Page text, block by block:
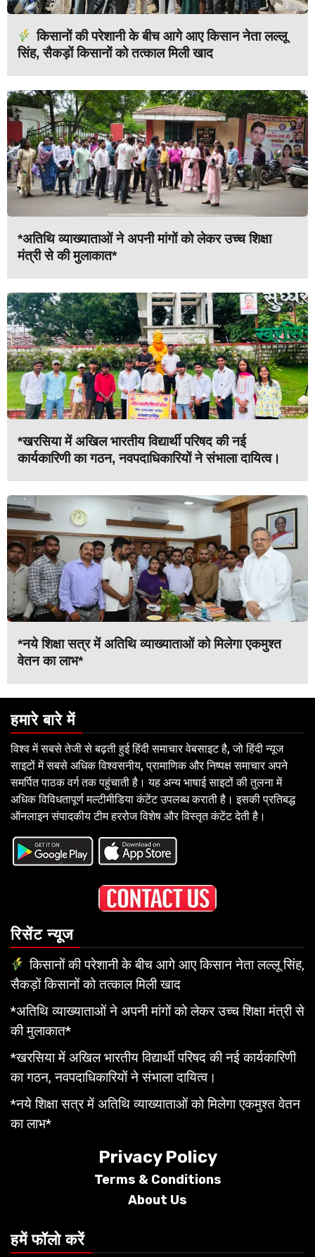
किसानों की परेशानी के बीच आगे आए किसान नेता लल्लू
सिंह, सैकड़ों किसानों को तत्काल मिली खाद
*अतिथि व्याख्याताओं ने अपनी मांगों को लेकर उच्च शिक्षा
मंत्री से की मुलाकात*
*खरसिया में अखिल भारतीय विद्यार्थी परिषद की नई
कार्यकारिणी का गठन, नवपदाधिकारियों ने संभाला दायित्व।
*नये शिक्षा सत्र में अतिथि व्याख्याताओं को मिलेगा एकमुश्त
वेतन का लाभ*
हमारे बारे में
विश्व में सबसे तेजी से बढ़ती हुई हिंदी समाचार वेबसाइट है, जो हिंदी न्यूज
साइटों में सबसे अधिक विश्वसनीय, प्रामाणिक और निष्पक्ष समाचार अपने
समर्पित पाठक वर्ग तक पहुंचाती है। यह अन्य भाषाई साइटों की तुलना में
अधिक विविधतापूर्ण मल्टीमीडिया कंटेंट उपलब्ध कराती है। इसकी प्रतिबद्ध
ऑनलाइन संपादकीय टीम हररोज विशेष और विस्तृत कंटेंट देती है।
रिसेंट न्यूज
किसानों की परेशानी के बीच आगे आए किसान नेता लल्लू सिंह,
सैकड़ों किसानों को तत्काल मिली खाद
*अतिथि व्याख्याताओं ने अपनी मांगों को लेकर उच्च शिक्षा मंत्री से
की मुलाकात*
*खरसिया में अखिल भारतीय विद्यार्थी परिषद की नई कार्यकारिणी
का गठन, नवपदाधिकारियों ने संभाला दायित्व।
*नये शिक्षा सत्र में अतिथि व्याख्याताओं को मिलेगा एकमुश्त वेतन
का लाभ*
Privacy Policy
Terms & Conditions
About Us
हमें फॉलो करें